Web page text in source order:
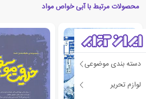
دسته بندی موضوعی
لوازم تحریر
محصولات مرتبط با آبی خواص مواد